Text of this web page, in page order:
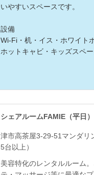
いやすいスペースです。
設備
Wi-Fi・机・イス・ホワイト
ホットキャビ・キッズスペー
シェアルームFAMIE（平日）
津市高茶屋3-29-51マンダリ
5台以上）
美容特化のレンタルルーム